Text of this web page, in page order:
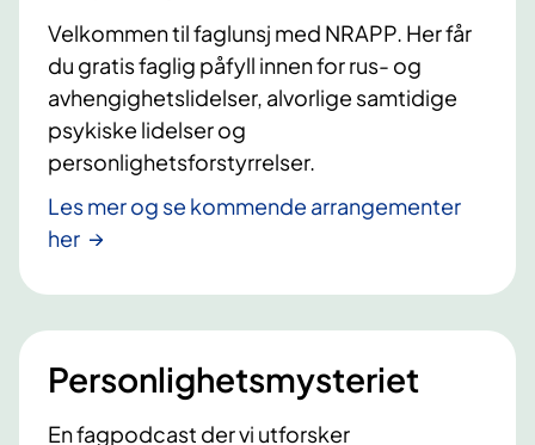
n
g
d
o
m
m
e
p
e
r
s
o
Velkommen til faglunsj med NRAPP. Her får
du gratis faglig påfyll innen for rus- og
avhengighetslidelser, alvorlige samtidige
psykiske lidelser og
personlighetsforstyrrelser.
Les mer og se kommende arrangementer
her
Personlighetsmysteriet
En fagpodcast der vi utforsker